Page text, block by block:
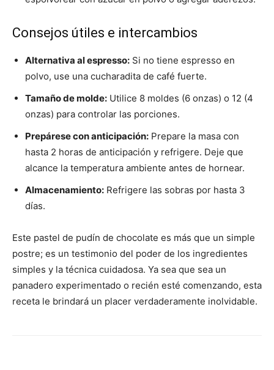
Consejos útiles e intercambios
Alternativa al espresso: Si no tiene espresso en
polvo, use una cucharadita de café fuerte.
Tamaño de molde: Utilice 8 moldes (6 onzas) o 12 (4
onzas) para controlar las porciones.
Prepárese con anticipación: Prepare la masa con
hasta 2 horas de anticipación y refrigere. Deje que
alcance la temperatura ambiente antes de hornear.
Almacenamiento: Refrigere las sobras por hasta 3
días.
Este pastel de pudín de chocolate es más que un simple
postre; es un testimonio del poder de los ingredientes
simples y la técnica cuidadosa. Ya sea que sea un
panadero experimentado o recién esté comenzando, esta
receta le brindará un placer verdaderamente inolvidable.